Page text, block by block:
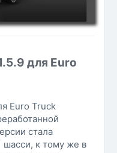
для Euro
Euro Truck
стала
шасси, к тому же в